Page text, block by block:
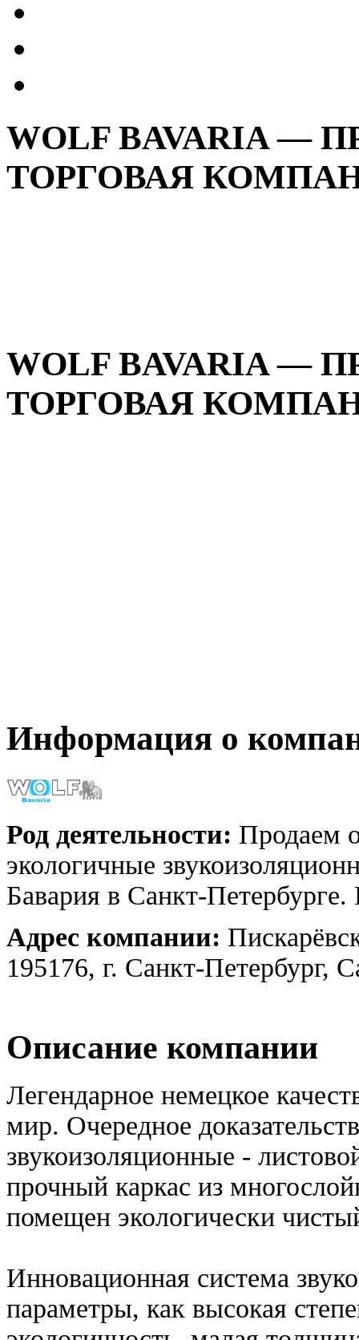
WOLF BAVARIA —
ТОРГОВАЯ
WOLF BAVARIA —
ТОРГОВАЯ
Информация о
Род деятельности: Продаем
экологичные
Бавария в Санкт-Петербурге.
Адрес компании:
195176, г. Санкт-Петербург,
Описание компании
Легендарное немецкое
мир. Очередное
звукоизоляционные -
прочный каркас из
помещен экологически
Инновационная система
параметры, как высокая